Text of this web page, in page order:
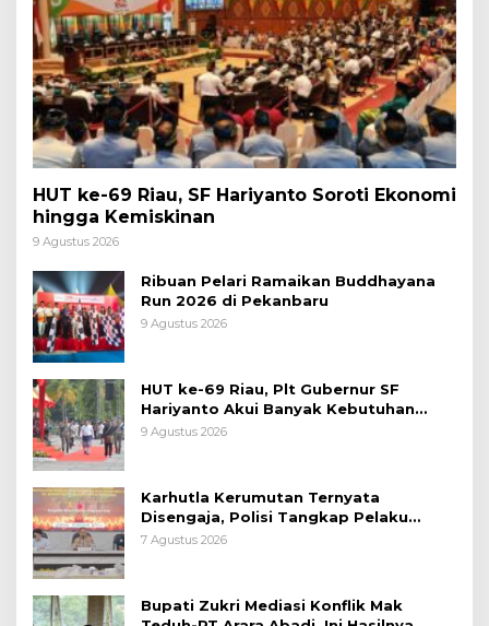
HUT ke-69 Riau, SF Hariyanto Soroti Ekonomi
hingga Kemiskinan
9 Agustus 2026
Ribuan Pelari Ramaikan Buddhayana
Run 2026 di Pekanbaru
9 Agustus 2026
HUT ke-69 Riau, Plt Gubernur SF
Hariyanto Akui Banyak Kebutuhan
Warga Belum Terpenuhi
9 Agustus 2026
Karhutla Kerumutan Ternyata
Disengaja, Polisi Tangkap Pelaku
Pembakar Lahan
7 Agustus 2026
Bupati Zukri Mediasi Konflik Mak